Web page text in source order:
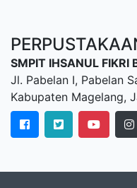
SMPIT IHSANUL FIKRI
Jl. Pabelan I, Pabelan
Kabupaten Magelang,